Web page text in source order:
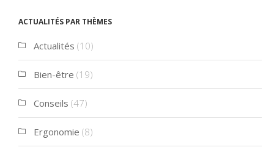
Actualités par thèmes
Actualités (10)
Bien-être (19)
Conseils (47)
Ergonomie (8)